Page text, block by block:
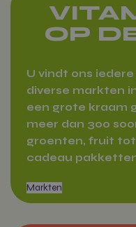
OP
U vindt ons
diverse markten
een grote kraam
meer dan 300
groenten, fruit tot
cadeau